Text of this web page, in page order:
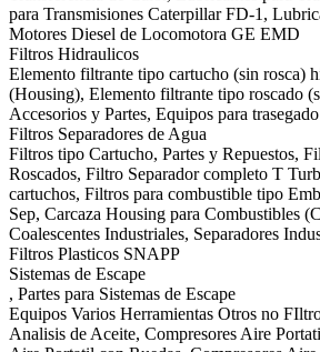
para Transmisiones Caterpillar FD-1,
Motores Diesel de Locomotora GE EMD
Filtros Hidraulicos
Elemento filtrante tipo cartucho (sin rosca)
(Housing), Elemento filtrante tipo roscado
Accesorios y Partes, Equipos para
Filtros Separadores de Agua
Filtros tipo Cartucho, Partes y Repuestos,
Roscados, Filtro Separador completo T
cartuchos, Filtros para combustible tipo
Sep, Carcaza Housing para Combustibles
Coalescentes Industriales, Separadores
Filtros Plasticos SNAPP
Sistemas de Escape
, Partes para Sistemas de Escape
Equipos Varios Herramientas Otros no
Analisis de Aceite, Compresores Aire